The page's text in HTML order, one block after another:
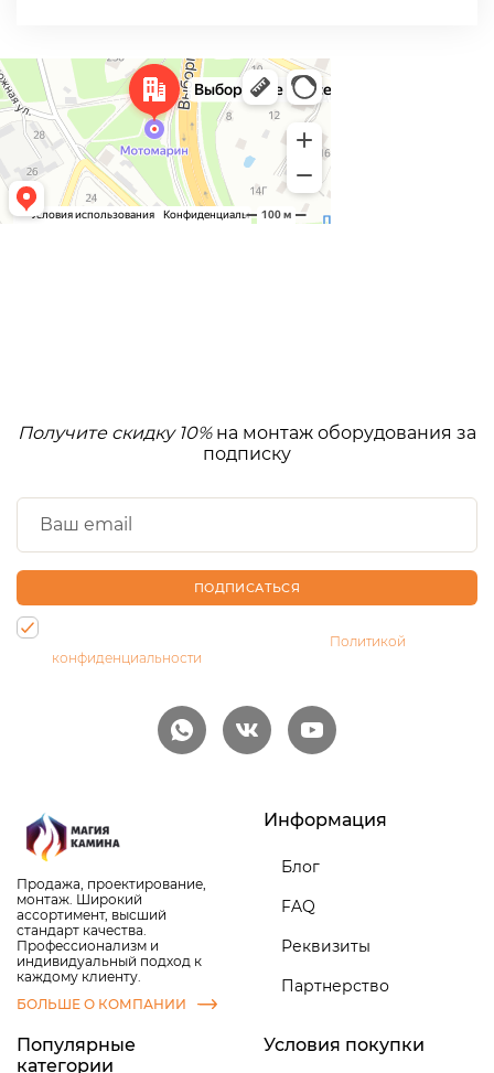
Получите скидку 10%на монтаж оборудования за
подписку
ПОДПИСАТЬСЯ
Политикой
конфиденциальности
Продажа, проектирование,
монтаж. Широкий
ассортимент, высший
стандарт качества.
Профессионализм и
индивидуальный подход к
каждому клиенту.
БОЛЬШЕ О КОМПАНИИ
Информация
Блог
FAQ
Реквизиты
Партнерство
Популярные
категории
Условия покупки